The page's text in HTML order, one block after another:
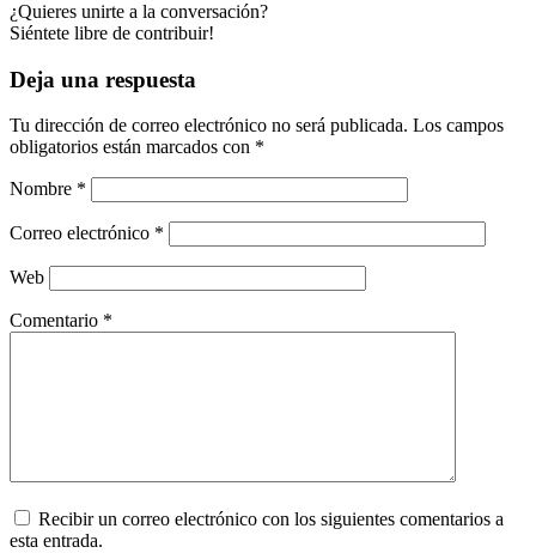
¿Quieres unirte a la conversación?
Siéntete libre de contribuir!
Deja una respuesta
Tu dirección de correo electrónico no será publicada. Los campos
obligatorios están marcados con *
Nombre *
Correo electrónico *
Web
Comentario *
Recibir un correo electrónico con los siguientes comentarios a
esta entrada.